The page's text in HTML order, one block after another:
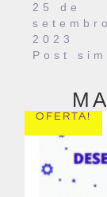
25 de
2023
Post
OFERTA!